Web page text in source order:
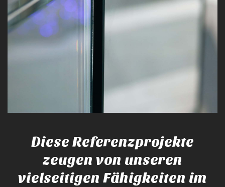
Diese Referenzprojekte
zeugen von unseren
vielseitigen Fähigkeiten im